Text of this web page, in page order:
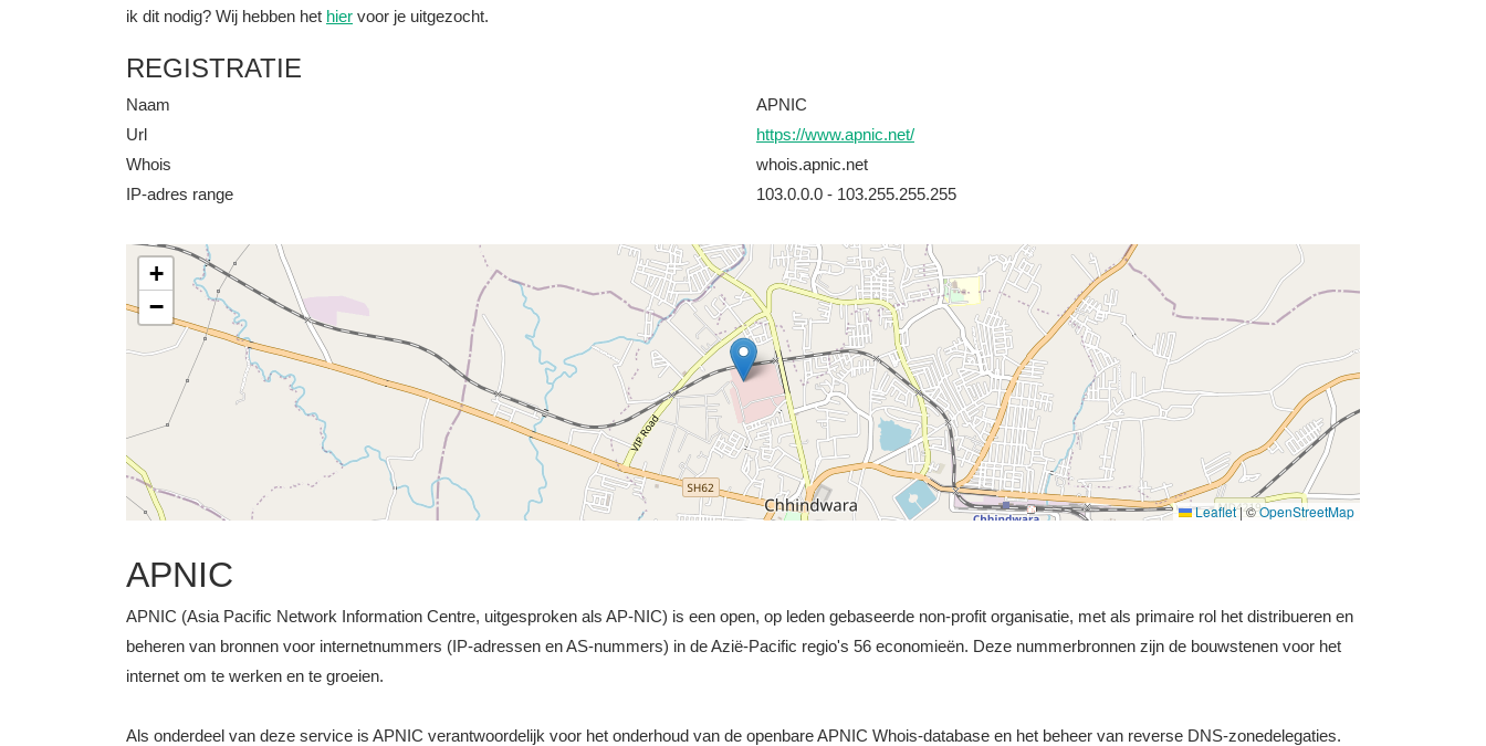
ik dit nodig? Wij hebben het hier voor je uitgezocht.
REGISTRATIE
Naam
APNIC
Url
https://www.apnic.net/
Whois
whois.apnic.net
IP-adres range
103.0.0.0 - 103.255.255.255
+
−
Leaflet|©OpenStreetMap
APNIC
APNIC (Asia Pacific Network Information Centre, uitgesproken als AP-NIC) is een open, op leden gebaseerde non-profit organisatie, met als primaire rol het distribueren en
beheren van bronnen voor internetnummers (IP-adressen en AS-nummers) in de Azië-Pacific regio's 56 economieën. Deze nummerbronnen zijn de bouwstenen voor het
internet om te werken en te groeien.
Als onderdeel van deze service is APNIC verantwoordelijk voor het onderhoud van de openbare APNIC Whois-database en het beheer van reverse DNS-zonedelegaties.